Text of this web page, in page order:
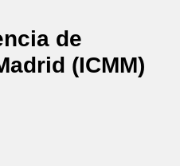
de
(ICMM)